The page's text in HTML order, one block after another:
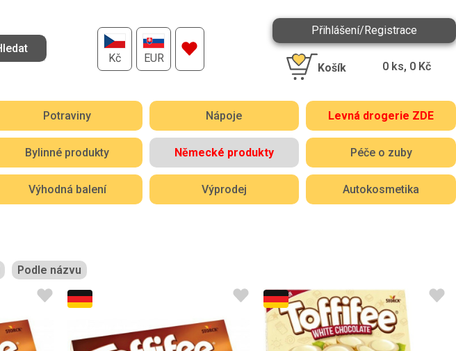
Kč EUR
Přihlášení/Registrace
Košík 0 ks, 0 Kč
Potraviny Nápoje Levná drogerie ZDE
Bylinné produkty Německé produkty Péče o zuby
Výhodná balení Výprodej Autokosmetika
Podle názvu